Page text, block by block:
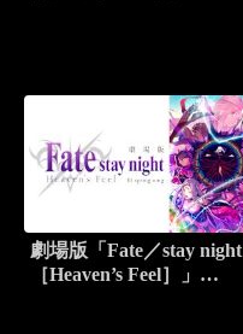
劇場版「Fate／stay night
［Heaven’s Feel］」